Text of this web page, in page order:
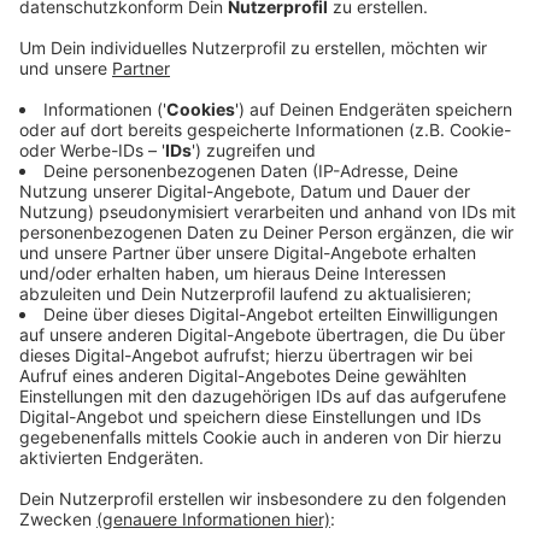
Anzeige
Ihr könnt euch einfach bis Ende des Monats bewerben.
30 Plätze gibt es für Januar zu ergattern.
„Technologien von morgen, IT-Lösungen für
Automatisierung und Robotik, Maschinen und Anlagen,
die besonders ressourcenschonend und
klimafreundlich sind – all das wird auch im Kreis Borken
entwickelt und produziert," sagt der
Unternehmerverband. Er hat das Praktikum vor 10
Jahren ins Leben gerufen hat. Alle Infos findet Ihrhier.
Anzeige